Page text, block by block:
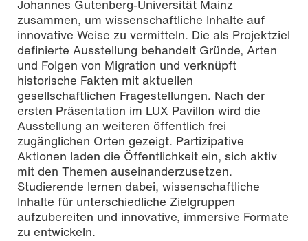
Johannes Gutenberg-Universität Mainz
zusammen, um wissenschaftliche Inhalte auf
innovative Weise zu vermitteln. Die als Projektziel
definierte Ausstellung behandelt Gründe, Arten
und Folgen von Migration und verknüpft
historische Fakten mit aktuellen
gesellschaftlichen Fragestellungen. Nach der
ersten Präsentation im LUX Pavillon wird die
Ausstellung an weiteren öffentlich frei
zugänglichen Orten gezeigt. Partizipative
Aktionen laden die Öffentlichkeit ein, sich aktiv
mit den Themen auseinanderzusetzen.
Studierende lernen dabei, wissenschaftliche
Inhalte für unterschiedliche Zielgruppen
aufzubereiten und innovative, immersive Formate
zu entwickeln.